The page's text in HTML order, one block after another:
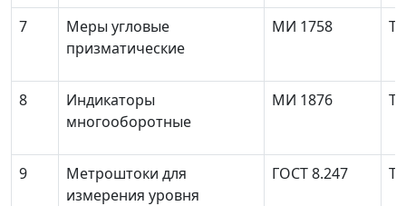
7
Меры угловые
призматические
МИ 1758
8
Индикаторы
многооборотные
МИ 1876
9
Метроштоки для
измерения уровня
ГОСТ 8.247